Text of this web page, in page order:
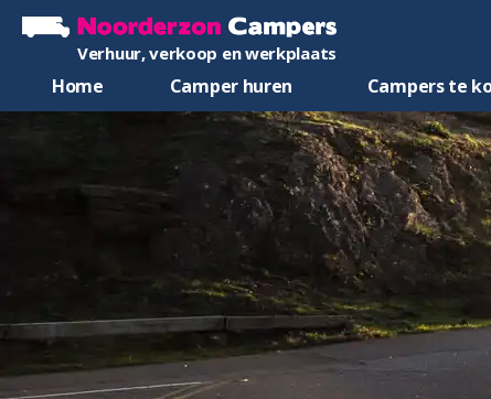
Verhuur, verkoop en werkplaats
Home Camper huren Campers te